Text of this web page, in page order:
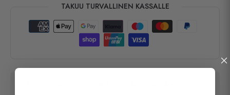
TAKUU TURVALLINEN KASSALLE